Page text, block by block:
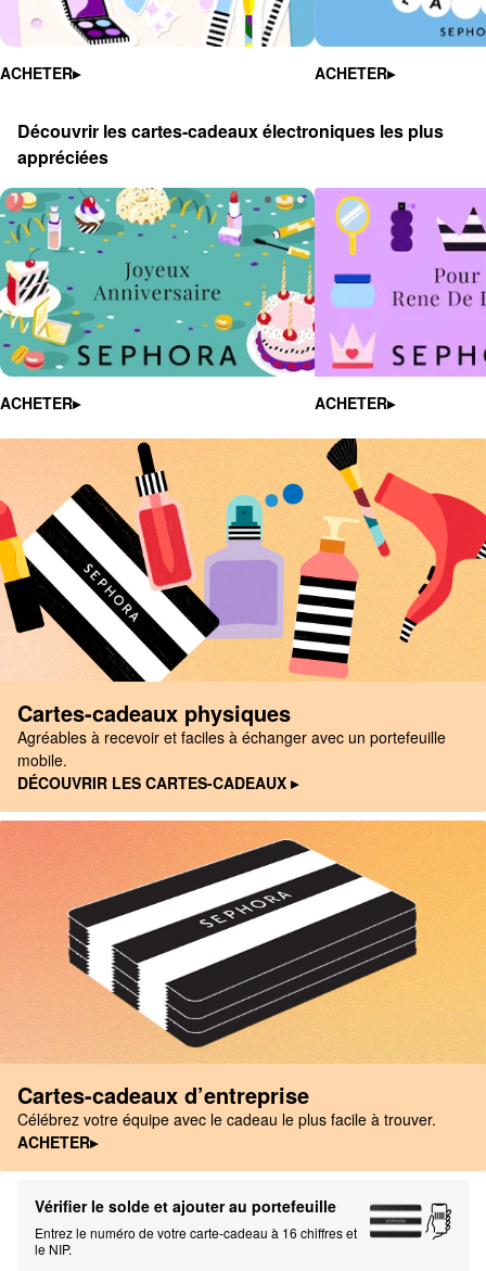
ACHETER▸ ACHETER▸
Découvrir les cartes-cadeaux électroniques les plus
appréciées
ACHETER▸ ACHETER▸
Cartes-cadeaux physiques
Agréables à recevoir et faciles à échanger avec un portefeuille
mobile.
DÉCOUVRIR LES CARTES-CADEAUX ▸
Cartes-cadeaux d’entreprise
Célébrez votre équipe avec le cadeau le plus facile à trouver.
ACHETER▸
Vérifier le solde et ajouter au portefeuille
Entrez le numéro de votre carte-cadeau à 16 chiffres et
le NIP.